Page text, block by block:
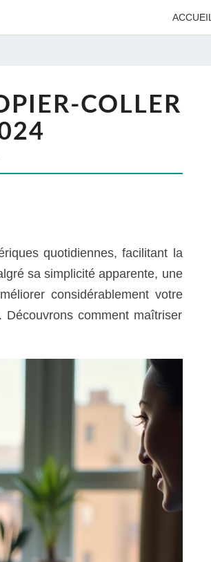
ACCUEIL
COLLER
quotidiennes, facilitant la
sa simplicité apparente, une
considérablement votre
comment maîtriser